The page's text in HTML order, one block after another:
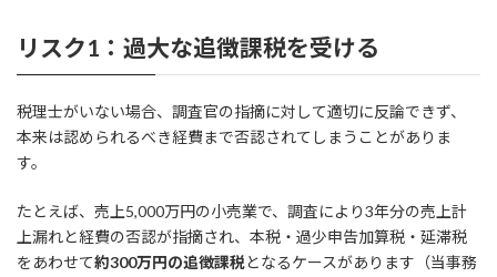
リスク1：過大な追徴課税を受ける
税理士がいない場合、調査官の指摘に対して適切に反論できず、
本来は認められるべき経費まで否認されてしまうことがありま
す。
たとえば、売上5,000万円の小売業で、調査により3年分の売上計
上漏れと経費の否認が指摘され、本税・過少申告加算税・延滞税
をあわせて約300万円の追徴課税となるケースがあります（当事務